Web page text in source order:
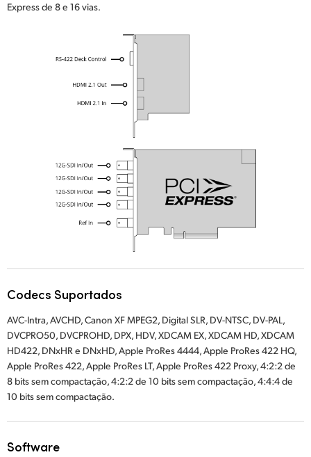
Express de 8 e 16 vias.
Codecs Suportados
AVC-Intra, AVCHD, Canon XF MPEG2, Digital SLR, DV-NTSC, DV-PAL,
DVCPRO50, DVCPROHD, DPX, HDV, XDCAM EX, XDCAM HD, XDCAM
HD422, DNxHR e DNxHD, Apple ProRes 4444, Apple ProRes 422 HQ,
Apple ProRes 422, Apple ProRes LT, Apple ProRes 422 Proxy, 4:2:2 de
8 bits sem compactação, 4:2:2 de 10 bits sem compactação, 4:4:4 de
10 bits sem compactação.
Software